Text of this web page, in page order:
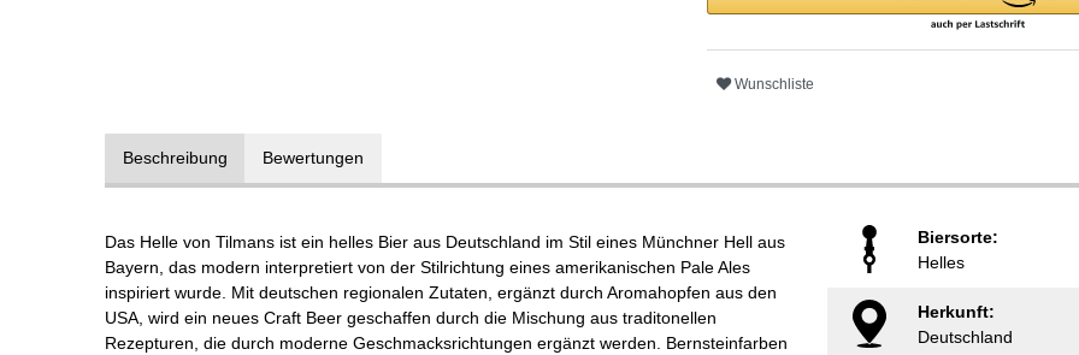
Wunschliste
Beschreibung Bewertungen
Das Helle von Tilmans ist ein helles Bier aus Deutschland im Stil eines Münchner Hell aus
Bayern, das modern interpretiert von der Stilrichtung eines amerikanischen Pale Ales
inspiriert wurde. Mit deutschen regionalen Zutaten, ergänzt durch Aromahopfen aus den
USA, wird ein neues Craft Beer geschaffen durch die Mischung aus traditonellen
Rezepturen, die durch moderne Geschmacksrichtungen ergänzt werden. Bernsteinfarben
Biersorte:
Helles
Herkunft:
Deutschland